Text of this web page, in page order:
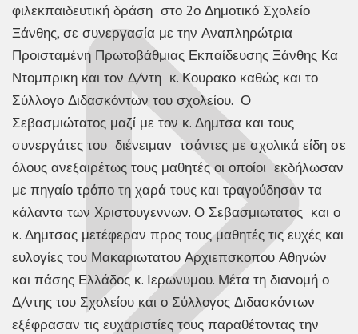
φιλεκπαιδευτική δράση στο 2ο Δημοτικό Σχολείο
Ξάνθης, σε συνεργασία με την Αναπληρώτρια
Προισταμένη Πρωτοβάθμιας Εκπαίδευσης Ξάνθης Κα
Ντομπρικη και τον Δ/ντη κ. Κουρακο καθώς και το
Σύλλογο Διδασκόντων του σχολείου. Ο
Σεβασμιώτατος μαζί με τον κ. Δημτσα και τους
συνεργάτες του διένειμαν τσάντες με σχολικά είδη σε
όλους ανεξαιρέτως τους μαθητές οι οποίοι εκδήλωσαν
με πηγαίο τρόπο τη χαρά τους και τραγούδησαν τα
κάλαντα των Χριστουγεννων. Ο Σεβασμιωτατος και ο
κ. Δημτσας μετέφεραν προς τους μαθητές τις ευχές και
ευλογίες του Μακαριωτατου Αρχιεπσκοπου Αθηνών
και πάσης Ελλάδος κ. Ιερωνυμου. Μέτα τη διανομή ο
Δ/ντης του Σχολείου και ο Σύλλογος Διδασκόντων
εξέφρασαν τις ευχαριστίες τους παραθέτοντας την